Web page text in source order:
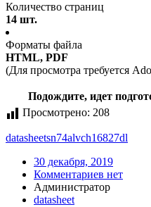
Количество страниц
14 шт.
Форматы файла
HTML, PDF
(Для просмотра требуется
Подождите, идет
Просмотрено: 208
datasheetsn74alvch16827dl
30 декабря, 2019
Комментариев нет
Администратор
datasheet